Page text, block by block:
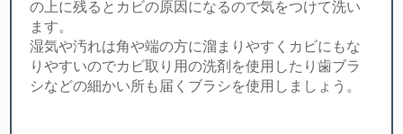
の上に残るとカビの原因になるので気をつけて洗い
ます。
湿気や汚れは角や端の方に溜まりやすくカビにもな
りやすいのでカビ取り用の洗剤を使用したり歯ブラ
シなどの細かい所も届くブラシを使用しましょう。